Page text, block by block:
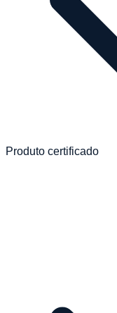
Produto certificado